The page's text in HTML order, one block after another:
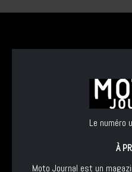
Le numéro
À
Moto Journal est un